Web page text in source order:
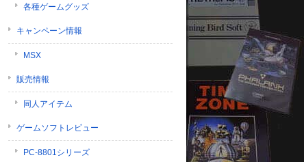
各種ゲームグッズ
キャンペーン情報
MSX
販売情報
同人アイテム
ゲームソフトレビュー
PC-8801シリーズ